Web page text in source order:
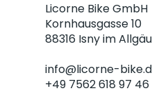
Licorne Bike GmbH
Kornhausgasse 10
88316 Isny im Allgäu
info@licorne-
+49 7562 618 97 46